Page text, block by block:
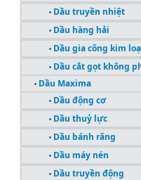
Dầu truyền nhiệt
Dầu hàng hải
Dầu gia công kim
Dầu cắt gọt không
Dầu Maxima
Dầu động cơ
Dầu thuỷ lực
Dầu bánh răng
Dầu máy nén
Dầu truyền động